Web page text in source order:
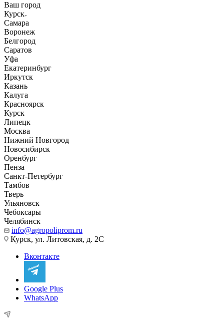
Ваш город
Курск
Самара
Воронеж
Белгород
Саратов
Уфа
Екатеринбург
Иркутск
Казань
Калуга
Красноярск
Курск
Липецк
Москва
Нижний Новгород
Новосибирск
Оренбург
Пенза
Санкт-Петербург
Тамбов
Тверь
Ульяновск
Чебоксары
Челябинск
info@agropoliprom.ru
Курск, ул. Литовская, д. 2С
Вконтакте
Google Plus
WhatsApp